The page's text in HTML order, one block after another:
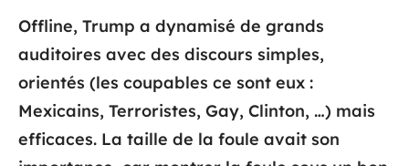
Offline, Trump a dynamisé de grands
auditoires avec des discours simples,
orientés (les coupables ce sont eux :
Mexicains, Terroristes, Gay, Clinton, …) mais
efficaces. La taille de la foule avait son